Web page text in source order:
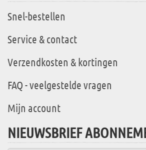
Snel-bestellen
Service & contact
Verzendkosten & kortingen
FAQ - veelgestelde vragen
Mijn account
NIEUWSBRIEF